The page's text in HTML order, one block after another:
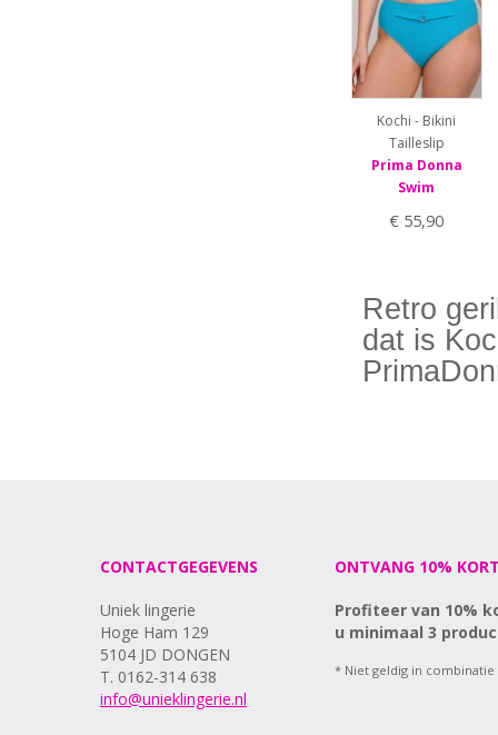
Kochi - Bikini
Tailleslip
Prima Donna
Swim
€ 55,90
Retro
dat is
CONTACTGEGEVENS
Uniek lingerie
Hoge Ham 129
5104 JD DONGEN
T. 0162-314 638
info@unieklingerie.nl
ONTVANG 10%
Profiteer van 10%
u minimaal 3
* Niet geldig in